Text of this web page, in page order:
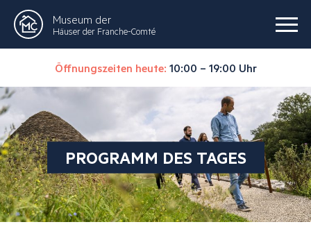
Museum der
Häuser der Franche-Comté
Öffnungszeiten heute: 10:00 – 19:00 Uhr
PROGRAMM DES TAGES